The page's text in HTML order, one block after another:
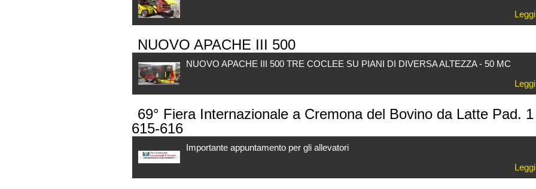
NUOVO APACHE III 500
NUOVO APACHE III 500 TRE COCLEE SU PIANI DI DIVERSA ALTEZZA - 50 MC
69° Fiera Internazionale a Cremona del Bovino da Latte Pad.
615-616
Importante appuntamento per gli allevatori